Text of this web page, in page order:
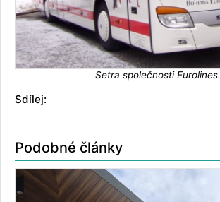
Setra společnosti Eurolines.
Sdílej:
Podobné články